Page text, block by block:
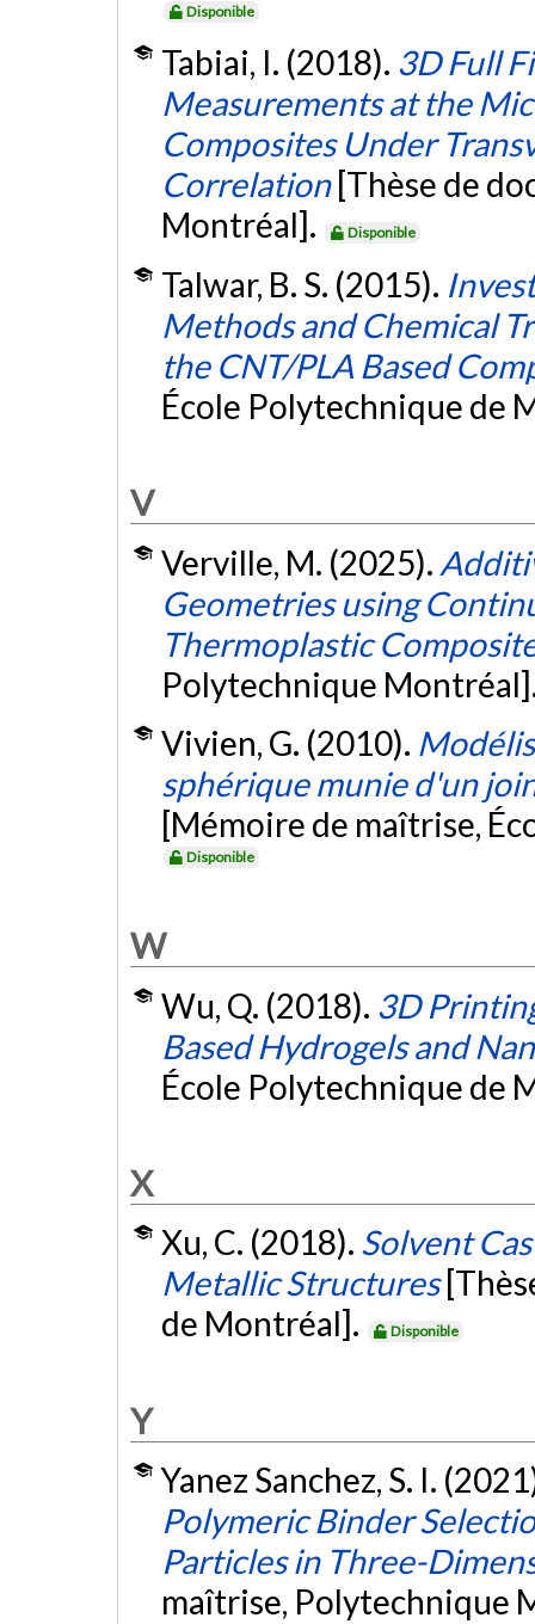
Disponible
Tabiai, I. (2018). 3D Full
Measurements at the
Composites Under
Correlation [Thèse de
Montréal].
Disponible
Talwar, B. S. (2015).
Methods and Chemical
the CNT/PLA Based
École Polytechnique de
V
Verville, M. (2025).
Geometries using
Thermoplastic
Polytechnique
Vivien, G. (2010).
sphérique munie d'un
[Mémoire de maîtrise,
Disponible
W
Wu, Q. (2018). 3D
Based Hydrogels and
École Polytechnique de
X
Xu, C. (2018). Solvent
Metallic Structures
de Montréal].
Disponible
Y
Yanez Sanchez, S. I.
Polymeric Binder
Particles in Three-
maîtrise, Polytechnique